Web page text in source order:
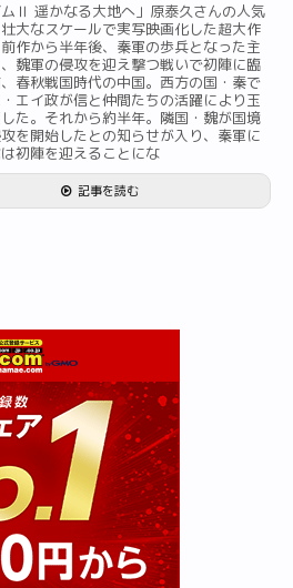
ムⅡ 遥かなる大地へ」原泰久さんの人気
大なスケールで実写映画化した超大作
作から半年後、秦軍の歩兵となった主
魏軍の侵攻を迎え撃つ戦いで初陣に臨
春秋戦国時代の中国。西方の国・秦で
エイ政が信と仲間たちの活躍により玉
た。それから約半年。隣国・魏が国境
を開始したとの知らせが入り、秦軍に
初陣を迎えることにな
記事を読む